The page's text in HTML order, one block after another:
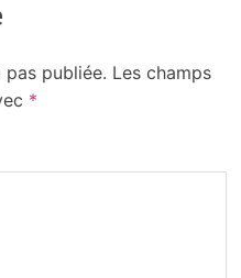
publiée. Les champs
*